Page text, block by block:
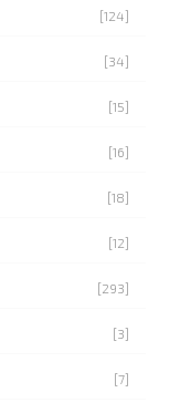
[124]
[34]
[15]
[16]
[18]
[12]
[293]
[3]
[7]